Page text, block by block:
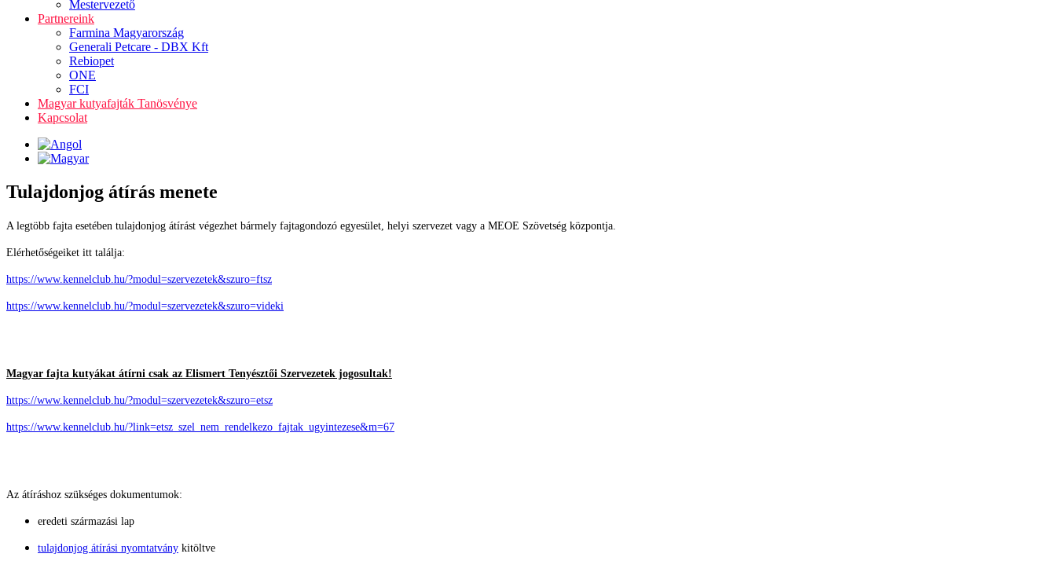
Mestervezető
Partnereink
Farmina Magyarország
Generali Petcare - DBX Kft
Rebiopet
ONE
FCI
Magyar kutyafajták Tanösvénye
Kapcsolat
Tulajdonjog átírás menete
A legtöbb fajta esetében tulajdonjog átírást végezhet bármely fajtagondozó egyesület, helyi szervezet vagy a MEOE Szövetség központja.
Elérhetőségeiket itt találja:
https://www.kennelclub.hu/?modul=szervezetek&szuro=ftsz
https://www.kennelclub.hu/?modul=szervezetek&szuro=videki
Magyar fajta kutyákat átírni csak az Elismert Tenyésztői Szervezetek jogosultak!
https://www.kennelclub.hu/?modul=szervezetek&szuro=etsz
https://www.kennelclub.hu/?link=etsz_szel_nem_rendelkezo_fajtak_ugyintezese&m=67
Az átíráshoz szükséges dokumentumok:
eredeti származási lap
tulajdonjog átírási nyomtatvány kitöltve